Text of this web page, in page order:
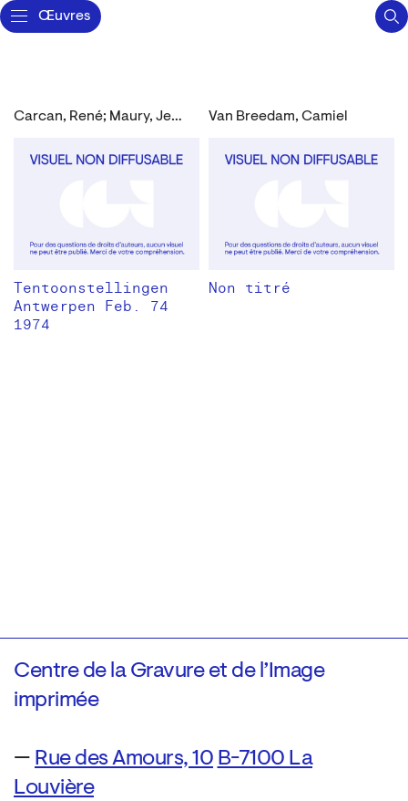
Œuvres
Carcan, René; Maury, Jean-Pierre; Collectif; Van Breedam, Camiel
Tentoonstellingen
Antwerpen Feb. 74
1974
Van Breedam, Camiel
Non titré
Centre de la Gravure et de l’Image
imprimée
— Rue des Amours, 10 B-7100 La
Louvière